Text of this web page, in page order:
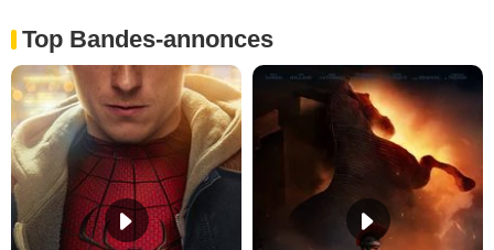
Top Bandes-annonces